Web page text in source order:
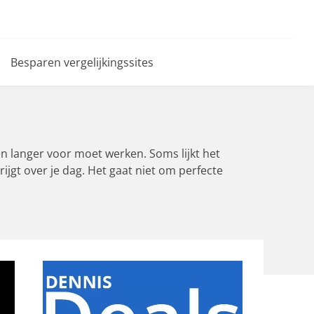
Besparen vergelijkingssites
langer voor moet werken. Soms lijkt het
over je dag. Het gaat niet om perfecte